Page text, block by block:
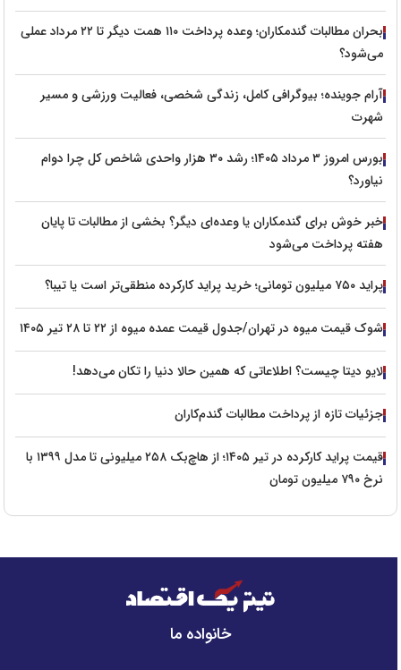
بحران مطالبات گندمکاران؛ وعده پرداخت ۱۱۰ همت دیگر تا ۲۲ مرداد عملی
می‌شود؟
آرام جوینده؛ بیوگرافی کامل، زندگی شخصی، فعالیت ورزشی و مسیر
شهرت
بورس امروز ۳ مرداد ۱۴۰۵؛ رشد ۳۰ هزار واحدی شاخص کل چرا دوام
نیاورد؟
خبر خوش برای گندمکاران یا وعده‌ای دیگر؟ بخشی از مطالبات تا پایان
هفته پرداخت می‌شود
پراید ۷۵۰ میلیون تومانی؛ خرید پراید کارکرده منطقی‌تر است یا تیبا؟
شوک قیمت میوه در تهران/جدول قیمت عمده میوه از ۲۲ تا ۲۸ تیر ۱۴۰۵
لایو دیتا چیست؟ اطلاعاتی که همین حالا دنیا را تکان می‌دهد!
جزئیات تازه از پرداخت مطالبات گندم‌کاران
قیمت پراید کارکرده در تیر ۱۴۰۵؛ از هاچ‌بک ۲۵۸ میلیونی تا مدل ۱۳۹۹ با
نرخ ۷۹۰ میلیون تومان
خانواده ما